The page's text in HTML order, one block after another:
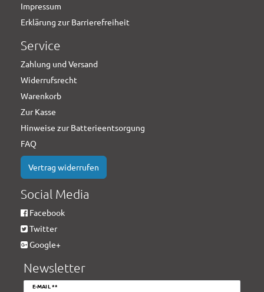
Impressum
Erklärung zur Barrierefreiheit
Service
Zahlung und Versand
Widerrufsrecht
Warenkorb
Zur Kasse
Hinweise zur Batterieentsorgung
FAQ
Vertrag widerrufen
Social Media
Facebook
Twitter
Google+
Newsletter
E-MAIL **
Newsletter